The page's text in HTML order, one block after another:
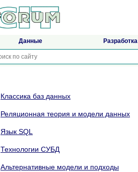
Данные Разработка
Классика баз данных
Реляционная теория и модели данных
Язык SQL
Технологии СУБД
Альтернативные модели и подходы